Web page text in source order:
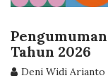
Tahun 2026
Deni Widi Arianto